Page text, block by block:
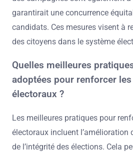
garantirait une concurrence
candidats. Ces mesures visent à
des citoyens dans le système
Quelles meilleures
adoptées pour renforcer
électoraux ?
Les meilleures pratiques pour
électoraux incluent l’amélioration
de l’intégrité des élections. Cela